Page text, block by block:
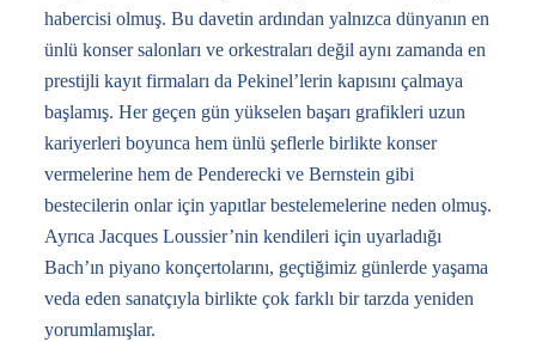
habercisi olmuş. Bu davetin ardından yalnızca dünyanın en
ünlü konser salonları ve orkestraları değil aynı zamanda en
prestijli kayıt firmaları da Pekinel’lerin kapısını çalmaya
başlamış. Her geçen gün yükselen başarı grafikleri uzun
kariyerleri boyunca hem ünlü şeflerle birlikte konser
vermelerine hem de Penderecki ve Bernstein gibi
bestecilerin onlar için yapıtlar bestelemelerine neden olmuş.
Ayrıca Jacques Loussier’nin kendileri için uyarladığı
Bach’ın piyano konçertolarını, geçtiğimiz günlerde yaşama
veda eden sanatçıyla birlikte çok farklı bir tarzda yeniden
yorumlamışlar.